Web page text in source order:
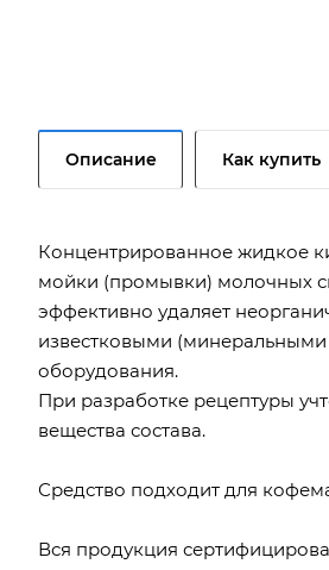
Описание Как купить
Концентрированное жидкое
мойки (промывки) молочных
эффективно удаляет
известковыми
оборудования.
При разработке рецептуры
вещества состава.
Средство подходит для
Вся продукция